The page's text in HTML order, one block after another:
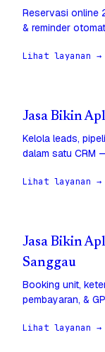
Reservasi online
& reminder
Lihat layanan →
Jasa Bikin
Kelola leads,
dalam satu CRM
Lihat layanan →
Jasa Bikin
Sanggau
Booking unit,
pembayaran, &
Lihat layanan →